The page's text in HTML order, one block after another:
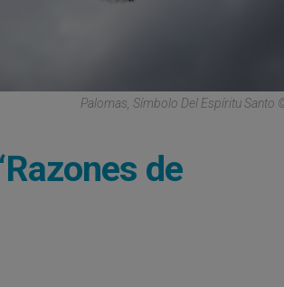
Palomas, Símbolo Del Espíritu Santo
de